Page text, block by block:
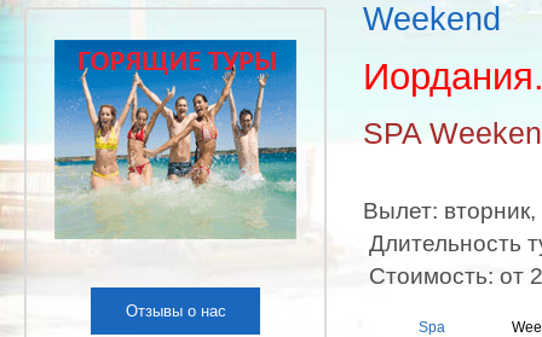
Weekend
SPA
Вылет:
Длительность
Стоимость: от
Spa
Отзывы о нас